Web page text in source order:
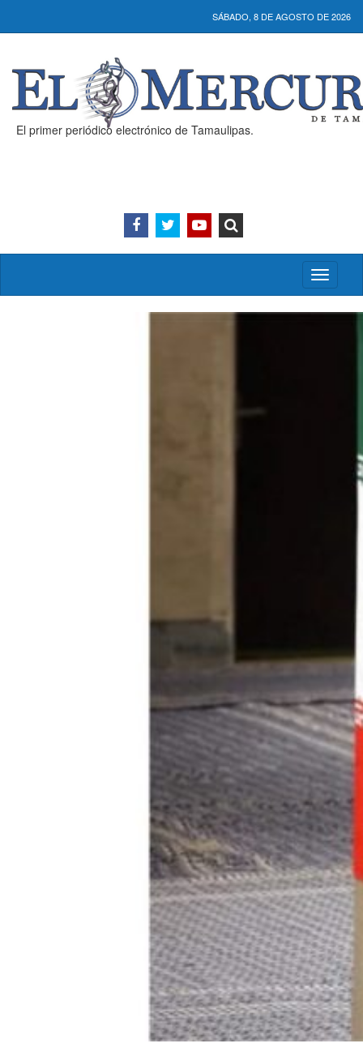
SÁBADO, 8 DE AGOSTO DE 2026
El primer periódico electrónico de Tamaulipas.
Activar/
menú